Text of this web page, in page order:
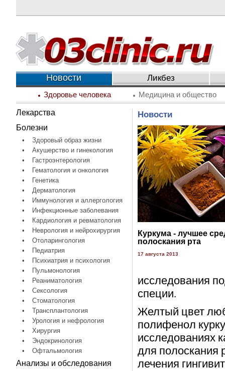
Новости Ликбез
Здоровье человека Медицина и общество
Лекарства
Болезни
•
Здоровый образ жизни
•
Акушерство и гинекология
•
Гастроэнтерология
•
Гематология и онкология
•
Генетика
•
Дерматология
•
Иммунология и аллергология
•
Инфекционные заболевания
•
Кардиология и ревматология
•
Неврология и нейрохирургия
•
Отоларингология
•
Педиатрия
•
Психиатрия и психология
•
Пульмонология
•
Реаниматология
•
Сексология
•
Стоматология
•
Трансплантология
•
Урология и нефрология
•
Хирургия
•
Эндокринология
•
Офтальмология
Анализы и обследования
Новости
Куркума - лучшее
полоскания рта
17 августа 2013
исследования
специи.
Желтый цвет
полифенол
исследованиях
для полоскания
лечения